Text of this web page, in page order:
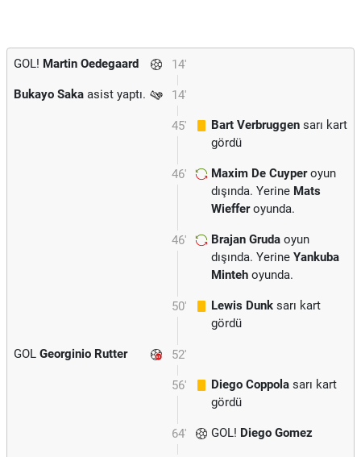
14'
GOL! Martin Oedegaard
14'
Bukayo Saka asist yaptı.
45' Bart Verbruggen sarı kart
gördü
46' Maxim De Cuyperoyun
dışında. Yerine Mats
Wiefferoyunda.
46' Brajan Gruda oyun
dışında. Yerine Yankuba
Minteh oyunda.
50' Lewis Dunk sarı kart
gördü
52'
GOL Georginio Rutter
56' Diego Coppola sarı kart
gördü
64' GOL! Diego Gomez